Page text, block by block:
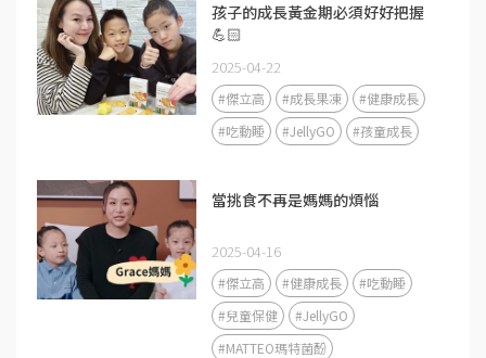
孩子的成長黃金期必須好好把握
💪🏻
2025-04-22
#傑立高 #成長果凍
#健康成長
#吃動睡
#JellyGO #孩童成長
當挑食不再是媽媽的煩惱
2025-04-16
#傑立高 #健康成長
#吃動睡
#兒童保健
#JellyGO
#MATTEO瑪特菌酚